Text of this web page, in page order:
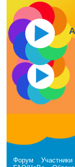
Форум Участники